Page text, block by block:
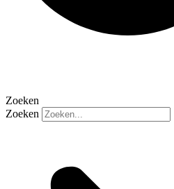
Zoeken
Zoeken